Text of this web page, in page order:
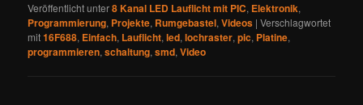
Veröffentlicht unter8 Kanal LED Lauflicht mit PIC, Elektronik,
Programmierung, Projekte, Rumgebastel,Videos |Verschlagwortet
mit16F688, Einfach, Lauflicht,led,lochraster,pic, Platine,
programmieren,schaltung,smd,Video